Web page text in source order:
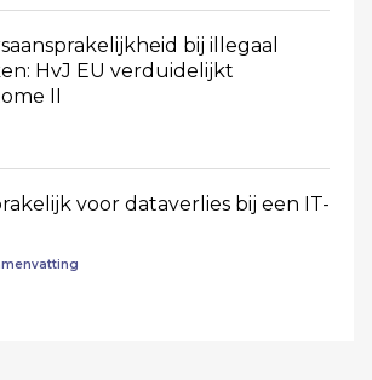
bij illegaal
HvJ EU verduidelijkt
II
voor dataverlies bij een IT-